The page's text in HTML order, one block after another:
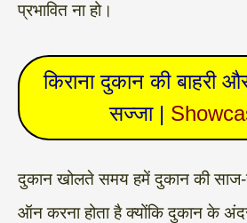
प्रभावित ना हो।
किराना दुकान की बाहरी
सज्जा |
दुकान खोलते समय हमें दुकान की साज-
ऑन करना होता है क्योंकि दुकान के